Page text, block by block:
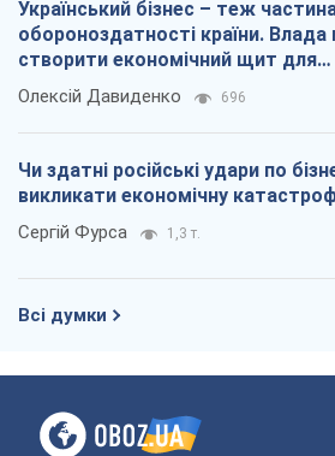
Український бізнес – теж
обороноздатності країни. Влада
створити економічний щит для
компаній
Олексій Давиденко 696
Чи здатні російські удари по
викликати економічну
Сергій Фурса 1,3 т.
Всі думки